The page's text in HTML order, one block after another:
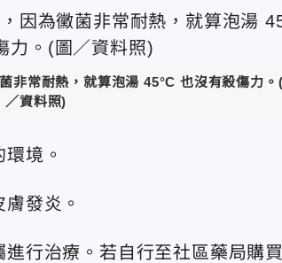
非常耐熱，就算泡湯 45°C 也沒有殺傷力。
／資料照)
境。
發炎。
行治療。若自行至社區藥局購